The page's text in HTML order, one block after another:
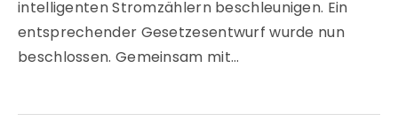
intelligenten Stromzählern beschleunigen. Ein
entsprechender Gesetzesentwurf wurde nun
beschlossen. Gemeinsam mit…